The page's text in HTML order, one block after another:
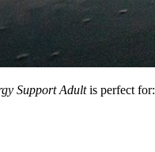
Support Adultis perfect for: